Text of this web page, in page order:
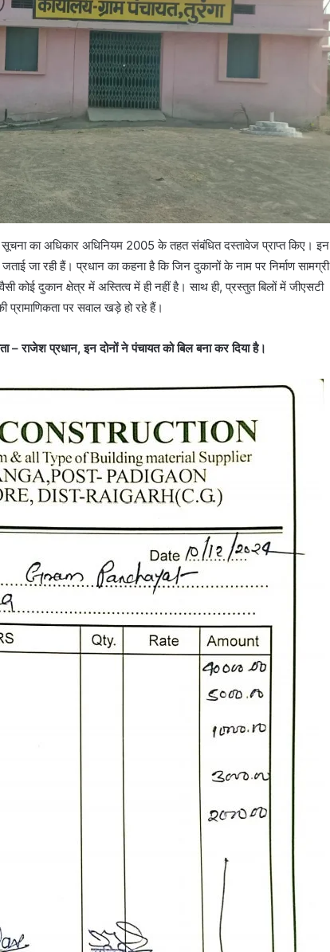
का अधिकार अधिनियम 2005 के तहत संबंधित दस्तावेज प्राप्त किए। इन
जा रही हैं। प्रधान का कहना है कि जिन दुकानों के नाम पर निर्माण सामग्री
कोई दुकान क्षेत्र में अस्तित्व में ही नहीं है। साथ ही, प्रस्तुत बिलों में जीएसटी
पर सवाल खड़े हो रहे हैं।
– राजेश प्रधान, इन दोनों ने पंचायत को बिल बना कर दिया है।